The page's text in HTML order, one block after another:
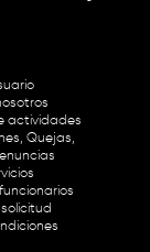
actividades
Quejas,